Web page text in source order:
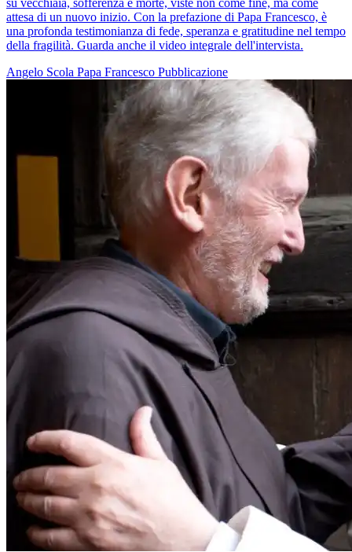
su vecchiaia, sofferenza e morte, viste non come fine, ma come
attesa di un nuovo inizio. Con la prefazione di Papa Francesco, è
una profonda testimonianza di fede, speranza e gratitudine nel tempo
della fragilità. Guarda anche il video integrale dell'intervista.
Angelo Scola Papa Francesco Pubblicazione